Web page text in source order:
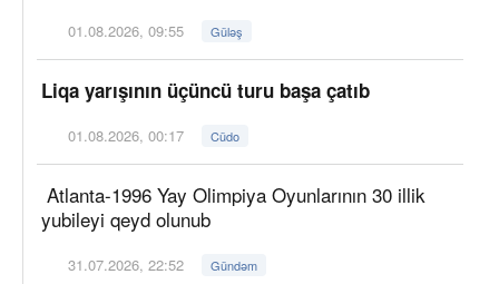
01.08.2026, 09:55 Güləş
Liqa yarışının üçüncü turu başa çatıb
01.08.2026, 00:17 Cüdo
Atlanta-1996 Yay Olimpiya Oyunlarının 30 illik
yubileyi qeyd olunub
31.07.2026, 22:52 Gündəm